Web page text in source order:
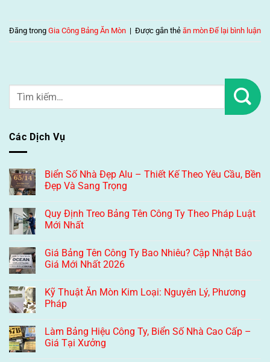
Đăng trong Gia Công Bảng Ăn Mòn | Được gắn thẻ ăn mònĐể lại bình luận
Các Dịch Vụ
Biển Số Nhà Đẹp Alu – Thiết Kế Theo Yêu Cầu, Bền
Đẹp Và Sang Trọng
Quy Định Treo Bảng Tên Công Ty Theo Pháp Luật
Mới Nhất
Giá Bảng Tên Công Ty Bao Nhiêu? Cập Nhật Báo
Giá Mới Nhất 2026
Kỹ Thuật Ăn Mòn Kim Loại: Nguyên Lý, Phương
Pháp
Làm Bảng Hiệu Công Ty, Biển Số Nhà Cao Cấp –
Giá Tại Xưởng